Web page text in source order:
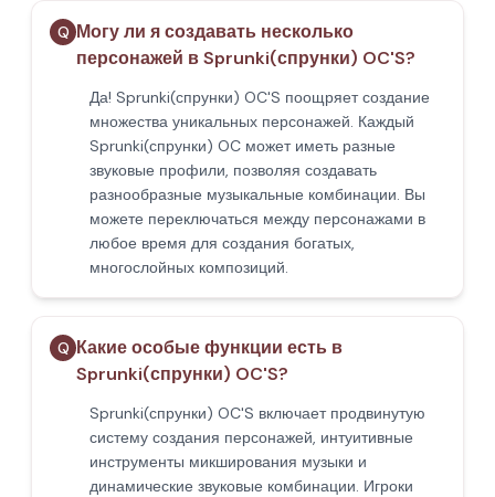
Q Могу ли я создавать несколько
персонажей в Sprunki(спрунки) OC'S?
Да! Sprunki(спрунки) OC'S поощряет создание
множества уникальных персонажей. Каждый
Sprunki(спрунки) OC может иметь разные
звуковые профили, позволяя создавать
разнообразные музыкальные комбинации. Вы
можете переключаться между персонажами в
любое время для создания богатых,
многослойных композиций.
Q Какие особые функции есть в
Sprunki(спрунки) OC'S?
Sprunki(спрунки) OC'S включает продвинутую
систему создания персонажей, интуитивные
инструменты микширования музыки и
динамические звуковые комбинации. Игроки